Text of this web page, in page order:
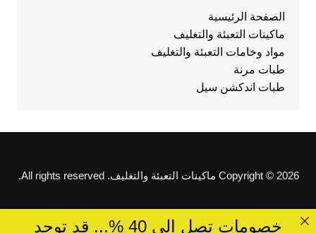
الصفحة الرئيسية
ماكينات التعبئة والتغليف
مواد وخامات التعبئة والتغليف
طبات مرنة
طبات اندكشن سيل
Copyright © 2026 ماكينات التعبئة والتغليف. All rights reserved.
خصومات تصل الى 40 %... قد توجد